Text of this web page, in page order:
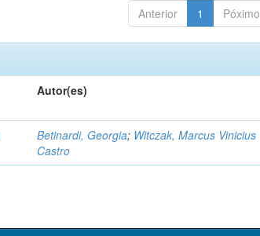
Anterior 1 Póximo
Autor(es)
Betinardi, Georgia; Witczak, Marcus Vinicius
Castro